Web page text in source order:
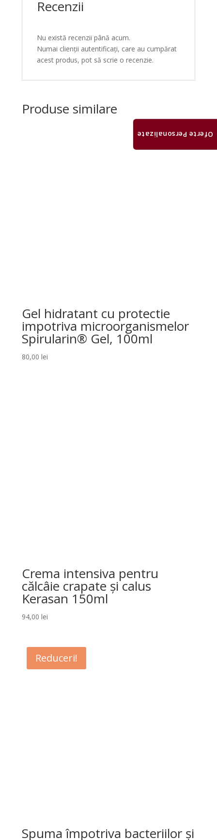
Recenzii
Nu există recenzii până acum.
Numai clienții autentificați, care au cumpărat
acest produs, pot să scrie o recenzie.
Produse similare
Gel hidratant cu protectie
impotriva microorganismelor
Spirularin® Gel, 100ml
80,00 lei
Crema intensiva pentru
călcâie crapate și calus
Kerasan 150ml
94,00 lei
Reduceri!
Spuma împotriva bacteriilor și
Oferte Personalizate